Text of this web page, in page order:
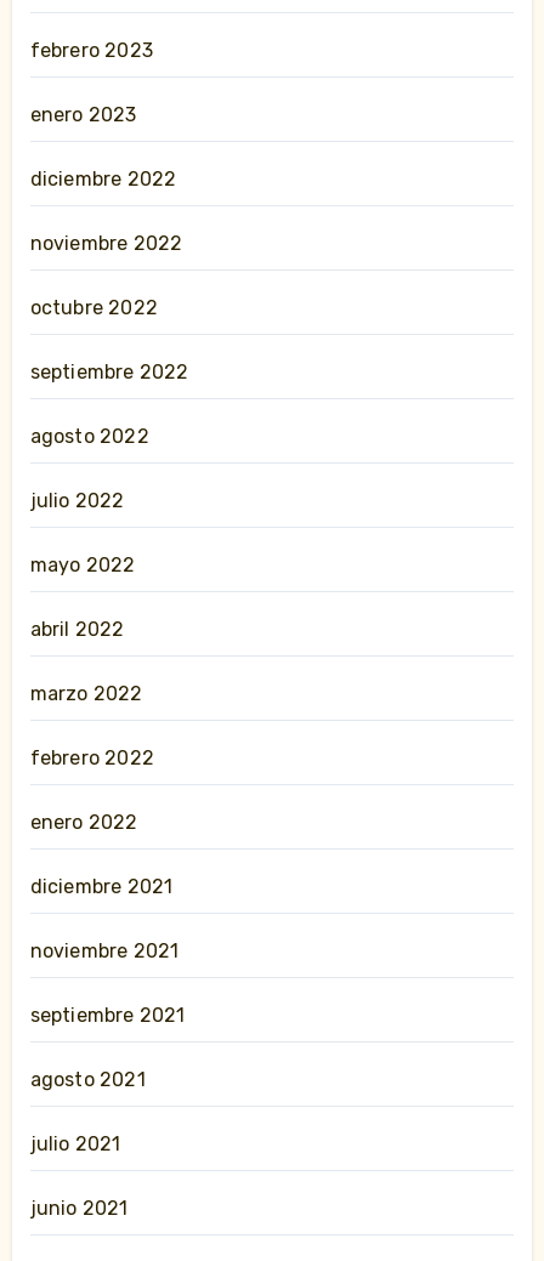
febrero 2023
enero 2023
diciembre 2022
noviembre 2022
octubre 2022
septiembre 2022
agosto 2022
julio 2022
mayo 2022
abril 2022
marzo 2022
febrero 2022
enero 2022
diciembre 2021
noviembre 2021
septiembre 2021
agosto 2021
julio 2021
junio 2021